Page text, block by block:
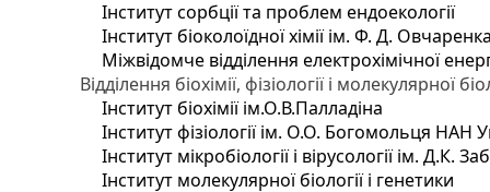
Інститут сорбції та проблем ендоекології
Інститут біоколоїдної хімії ім. Ф. Д.
Міжвідомче відділення електрохімічної
Відділення біохімії, фізіології і молекулярної
Інститут біохімії ім.О.В.Палладіна
Інститут фізіології ім. О.О. Богомольця НАН
Інститут мікробіології і вірусології ім. Д.К.
Інститут молекулярної біології і генетики